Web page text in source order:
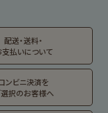
パッドの商品を見る
アルプスの少女ハイ
ジ
サンリオキャラクタ
ーズ
フルーツマーケット
の商品を見る
配送・送料・
支払いについて
コンビニ決済を
選択のお客様へ